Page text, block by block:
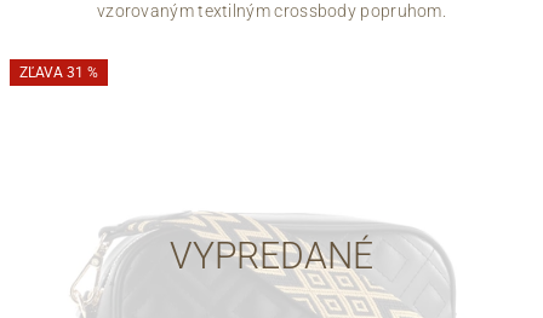
vzorovaným textilným crossbody popruhom.
VYPREDANÉ
ZĽAVA 31 %